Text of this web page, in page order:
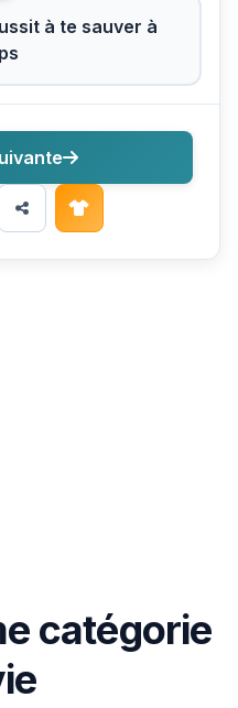
à te sauver à
catégorie